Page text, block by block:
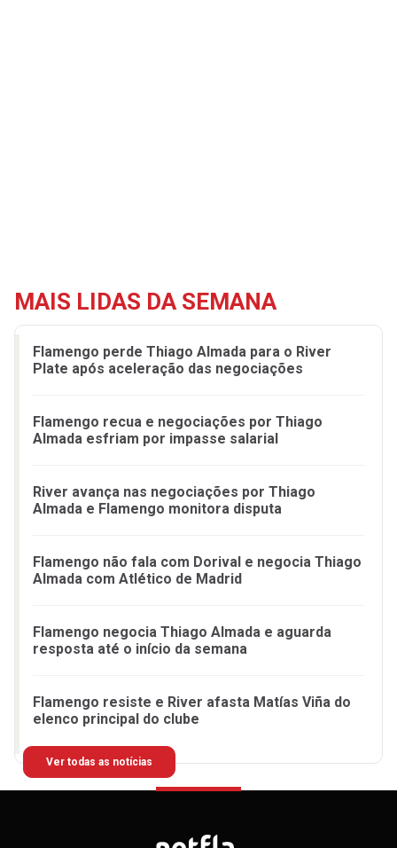
MAIS LIDAS DA SEMANA
Flamengo perde Thiago Almada para o River
Plate após aceleração das negociações
Flamengo recua e negociações por Thiago
Almada esfriam por impasse salarial
River avança nas negociações por Thiago
Almada e Flamengo monitora disputa
Flamengo não fala com Dorival e negocia Thiago
Almada com Atlético de Madrid
Flamengo negocia Thiago Almada e aguarda
resposta até o início da semana
Flamengo resiste e River afasta Matías Viña do
elenco principal do clube
Ver todas as notícias